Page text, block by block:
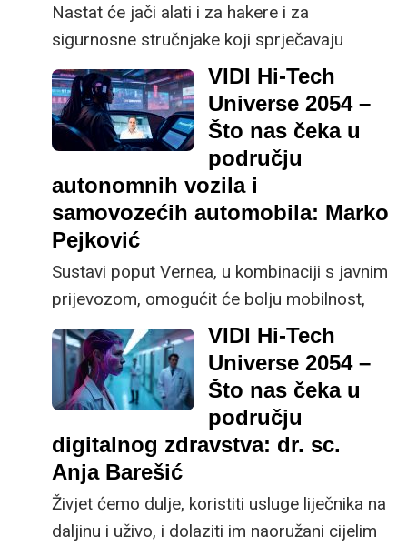
Nastat će jači alati i za hakere i za
sigurnosne stručnjake koji sprječavaju
njihove napade. Očekujem i veliki napredak u
automatizaciji, ali je gotovo nemoguće
predvidjeti dokle bi ona mogla stići u
naredna tri desetljeća, predviđa Mario
Vuksan, CEO i suosnivač tvrtke
ReversingLabs.
VIDI Hi-Tech
Universe 2054 –
Što nas čeka u
području
autonomnih vozila i
samovozećih automobila: Marko
Pejković
Sustavi poput Vernea, u kombinaciji s javnim
prijevozom, omogućit će bolju mobilnost,
smanjiti potrebu za privatnim automobilima
te osloboditi prostore u gradu za korisniju
društvenu namjenu, tvrdi Marko Pejković,
CBO & Co-Founder tvrtke Verne.
VIDI Hi-Tech
Universe 2054 –
Što nas čeka u
području
digitalnog zdravstva: dr. sc.
Anja Barešić
Živjet ćemo dulje, koristiti usluge liječnika na
daljinu i uživo, i dolaziti im naoružani cijelim